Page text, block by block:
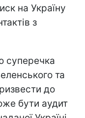
на Україну
з
суперечка
та
до
бути аудит